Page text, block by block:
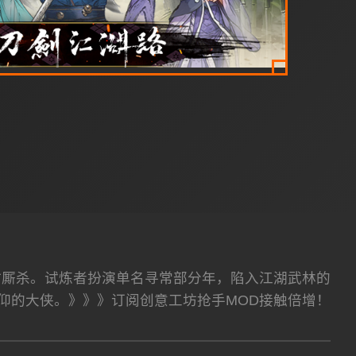
杀。试炼者扮演单名寻常部分年，陷入江湖武林的
大侠。》》》订阅创意工坊抢手MOD接触倍增！